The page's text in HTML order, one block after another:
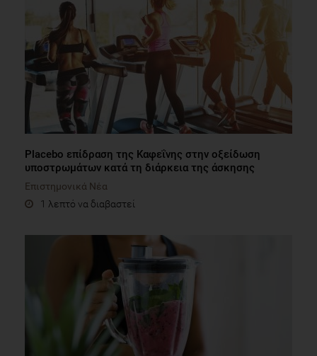
Placebo επίδραση της Καφεΐνης στην οξείδωση
υποστρωμάτων κατά τη διάρκεια της άσκησης
Επιστημονικά Νέα
1 λεπτό να διαβαστεί